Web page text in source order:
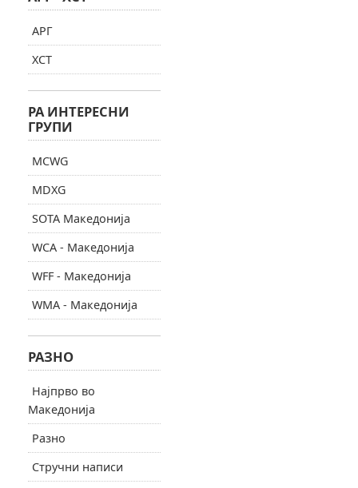
АРГ
ХСТ
РА ИНТЕРЕСНИ
ГРУПИ
MCWG
MDXG
SOTA Македонија
WCA - Македонија
WFF - Македонија
WMA - Македонија
РАЗНО
Најпрво во
Македонија
Разно
Стручни написи